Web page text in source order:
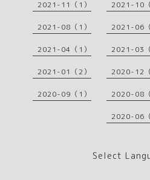
2021-11（1） 2021-10（
2021-08（1） 2021-06（
2021-04（1） 2021-03（
2021-01（2） 2020-12（
2020-09（1） 2020-08（
2020-06（
Select